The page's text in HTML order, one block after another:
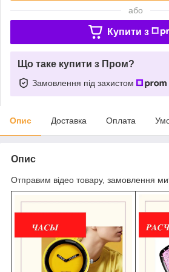
або
Купити з
Що таке купити з Пром?
Замовлення під захистом
Опис Доставка Оплата
Опис
Отправим відео товару, замовлення